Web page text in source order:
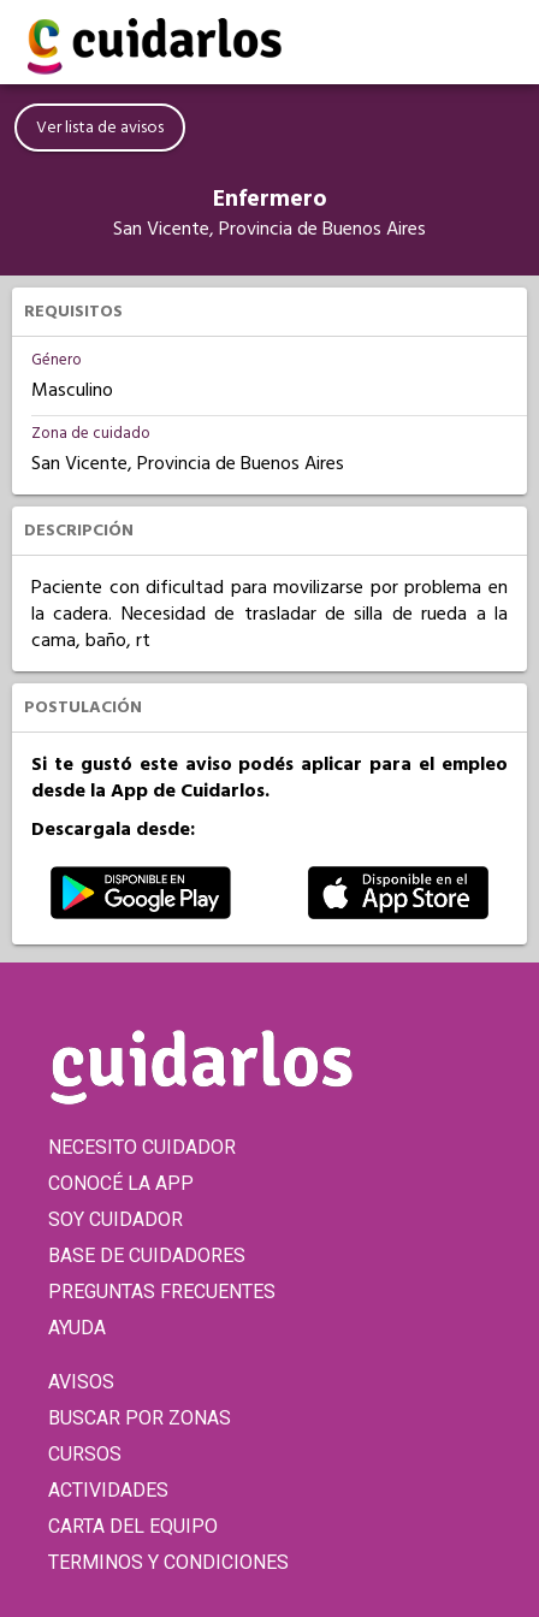
Ver lista de avisos
Enfermero
San Vicente, Provincia de Buenos Aires
REQUISITOS
Género
Masculino
Zona de cuidado
San Vicente, Provincia de Buenos Aires
DESCRIPCIÓN
Paciente con dificultad para movilizarse por problema en
la cadera. Necesidad de trasladar de silla de rueda a la
cama, baño, rt
POSTULACIÓN
Si te gustó este aviso podés aplicar para el empleo
desde la App de Cuidarlos.
Descargala desde:
NECESITO CUIDADOR
CONOCÉ LA APP
SOY CUIDADOR
BASE DE CUIDADORES
PREGUNTAS FRECUENTES
AYUDA
AVISOS
BUSCAR POR ZONAS
CURSOS
ACTIVIDADES
CARTA DEL EQUIPO
TERMINOS Y CONDICIONES